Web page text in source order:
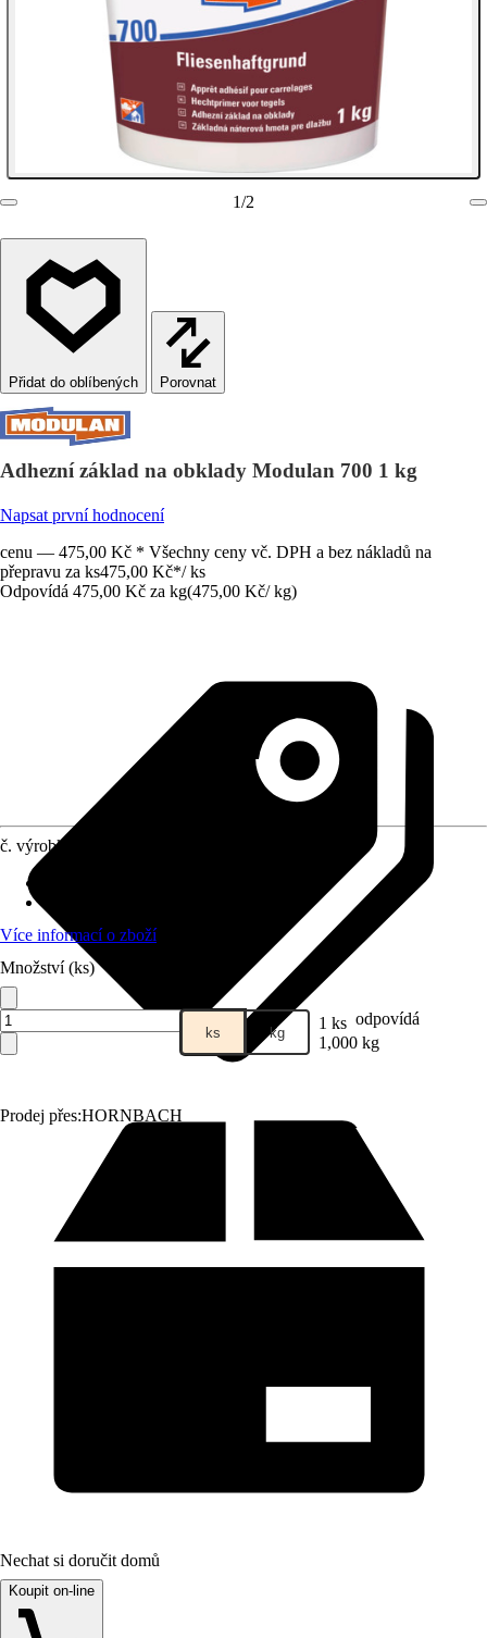
1/2
Porovnat
Adhezní základ na obklady Modulan 700 1 kg
Napsat první hodnocení
cenu — 475,00 Kč * Všechny ceny vč. DPH a bez nákladů na
přepravu za ks475,00 Kč*/ ks
Odpovídá 475,00 Kč za kg(475,00 Kč/ kg)
Prodej přes:HORNBACH
č. výrobku
Více informací o zboží
Množství (ks)
ks kg 1 ks odpovídá
1,000 kg
Nechat si doručit domů
Koupit on-line